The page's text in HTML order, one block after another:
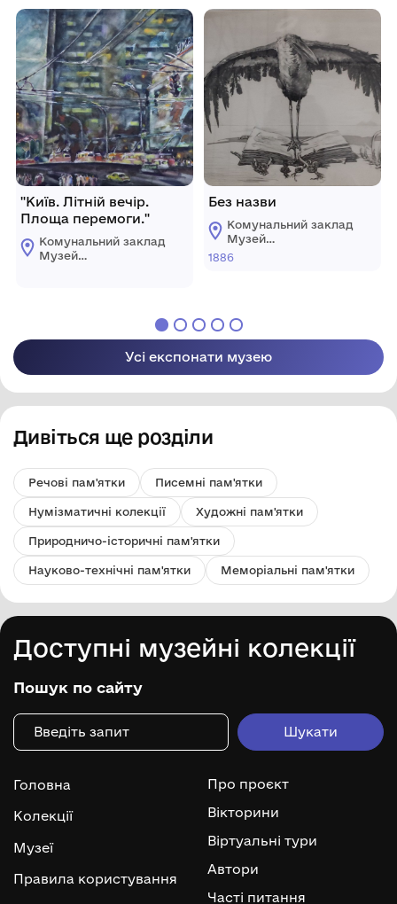
Білого
м.Чорноморськ
"Київ. Літній вечір.
Площа перемоги."
Комунальний заклад
Музей
Білого
Без назви
Комунальний заклад
Музей
образотворчих
1886
Усі експонати музею
Дивіться ще розділи
Речові пам'ятки Писемні пам'ятки
Нумізматичні колекції Художні пам'ятки
Природничо-історичні пам'ятки
Науково-технічні пам'ятки Меморіальні пам'ятки
Доступні музейні колекції
Пошук по сайту
Головна
Колекції
Музеї
Правила користування
Про проєкт
Вікторини
Віртуальні тури
Автори
Часті питання